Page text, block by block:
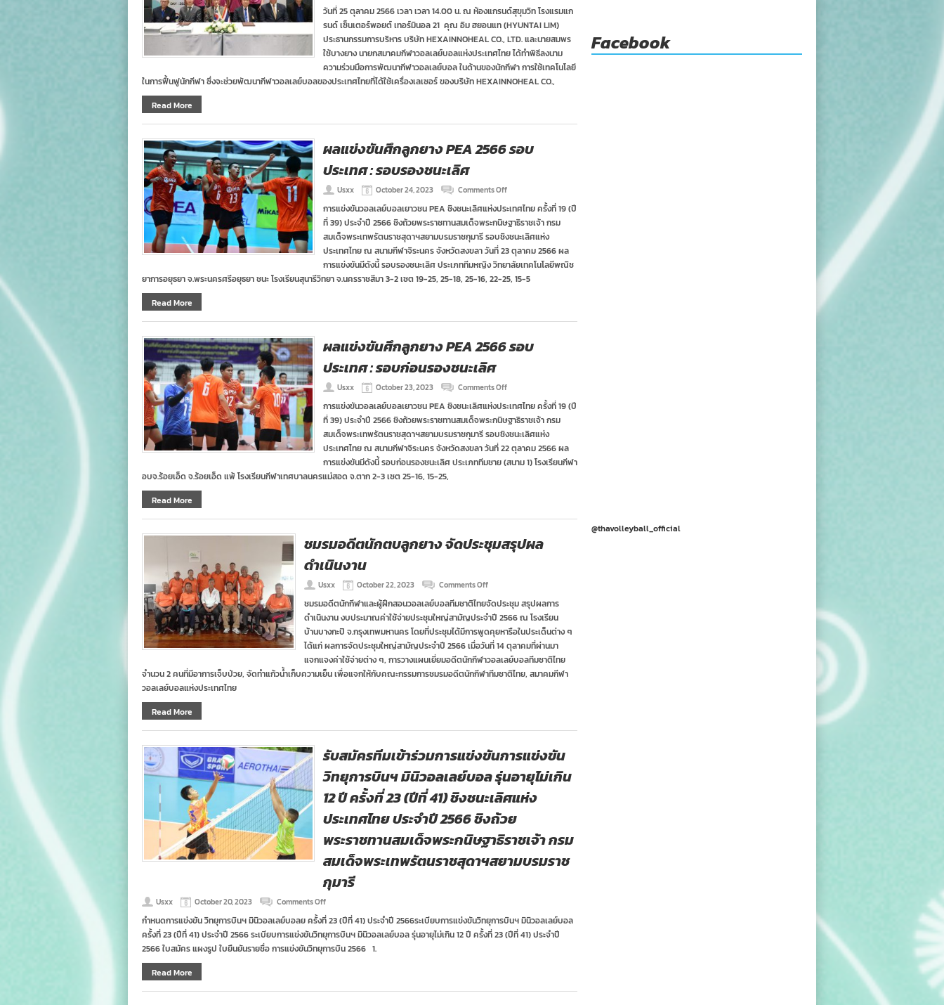
ลูก
ยาง
ร่วม
มือ
บริษัท
เครื่อง
มือ
วันที่ 25 ตุลาคม 2566 เวลา เวลา 14.00 น. ณ ห้องแกรนด์สุขุมวิท โรงแรมแก
รนด์ เซ็นเตอร์พอยต์ เทอร์มินอล 21 คุณ อิม ฮยอนแท (HYUNTAI LIM)
ประธานกรรมการบริหาร บริษัท HEXAINNOHEAL CO., LTD. และนายสมพร
ใช้บางยาง นายกสมาคมกีฬาวอลเลย์บอลแห่งประเทศไทย ได้ทำพิธีลงนาม
ความร่วมมือการพัฒนากีฬาวอลเลย์บอล ในด้านของนักกีฬา การใช้เทคโนโลยี
ในการฟื้นฟูนักกีฬา ซึ่งจะช่วยพัฒนากีฬาวอลเลย์บอลของประเทศไทยที่ได้ใช้เครื่องเลเซอร์ ของบริษัท HEXAINNOHEAL CO.,
Read More
ผลแข่งขันศึกลูกยาง PEA 2566 รอบ
ประเทศ : รอบรองชนะเลิศ
Usxx October 24, 2023 Comments Offon
แข่งขัน
ศึก
ลูก
PEA
2566
รอบ
รอง
เลิศ
การแข่งขันวอลเลย์บอลเยาวชน PEA ชิงชนะเลิศแห่งประเทศไทย ครั้งที่ 19 (ปี
ที่ 39) ประจำปี 2566 ชิงถ้วยพระราชทานสมเด็จพระกนิษฐาธิราชเจ้า กรม
สมเด็จพระเทพรัตนราชสุดาฯสยามบรมราชกุมารี รอบชิงชนะเลิศแห่ง
ประเทศไทย ณ สนามกีฬาจิระนคร จังหวัดสงขลา วันที่ 23 ตุลาคม 2566 ผล
การแข่งขันมีดังนี้ รอบรองชนะเลิศ ประเภททีมหญิง วิทยาลัยเทคโนโลยีพณิช
ยาการอยุธยา จ.พระนครศรีอยุธยา ชนะ โรงเรียนสุนารีวิทยา จ.นครราชสีมา 3-2 เซต 19-25, 25-18, 25-16, 22-25, 15-5
Read More
ผลแข่งขันศึกลูกยาง PEA 2566 รอบ
ประเทศ : รอบก่อนรองชนะเลิศ
Usxx October 23, 2023 Comments Offon
แข่งขัน
ศึก
ลูก
PEA
2566
ก่อน
ชนะ
เลิศ
การแข่งขันวอลเลย์บอลเยาวชน PEA ชิงชนะเลิศแห่งประเทศไทย ครั้งที่ 19 (ปี
ที่ 39) ประจำปี 2566 ชิงถ้วยพระราชทานสมเด็จพระกนิษฐาธิราชเจ้า กรม
สมเด็จพระเทพรัตนราชสุดาฯสยามบรมราชกุมารี รอบชิงชนะเลิศแห่ง
ประเทศไทย ณ สนามกีฬาจิระนคร จังหวัดสงขลา วันที่ 22 ตุลาคม 2566 ผล
การแข่งขันมีดังนี้ รอบก่อนรองชนะเลิศ ประเภททีมชาย (สนาม 1) โรงเรียนกีฬา
อบจ.ร้อยเอ็ด จ.ร้อยเอ็ด แพ้ โรงเรียนกีฬาเทศบาลนครแม่สอด จ.ตาก 2-3 เซต 25-16, 15-25,
Read More
ชมรมอดีตนักตบลูกยาง จัดประชุมสรุปผล
ดำเนินงาน
Usxx October 22, 2023 Comments Offon
อดีต
นัก
ตบ
ลูก
ยาง
จัด
ประชุม
ชมรมอดีตนักกีฬาและผู้ฝึกสอนวอลเลย์บอลทีมชาติไทยจัดประชุม สรุปผลการ
ดำเนินงาน งบประมาณค่าใช้จ่ายประชุมใหญ่สามัญประจำปี 2566 ณ โรงเรียน
บ้านบางกะปิ จ.กรุงเทพมหานคร โดยที่ประชุมได้มีการพูดคุยหารือในประเด็นต่าง ๆ
ได้แก่ ผลการจัดประชุมใหญ่สามัญประจำปี 2566 เมื่อวันที่ 14 ตุลาคมที่ผ่านมา
แจกแจงค่าใช้จ่ายต่าง ๆ, การวางแผนเยี่ยมอดีตนักกีฬาวอลเลย์บอลทีมชาติไทย
จำนวน 2 คนที่มีอาการเจ็บป่วย, จัดทำแก้วน้ำเก็บความเย็น เพื่อแจกให้กับคณะกรรมการชมรมอดีตนักกีฬาทีมชาติไทย, สมาคมกีฬา
วอลเลย์บอลแห่งประเทศไทย
Read More
รับสมัครทีมเข้าร่วมการแข่งขันการแข่งขัน
วิทยุการบินฯ มินิวอลเลย์บอล รุ่นอายุไม่เกิน
12 ปี ครั้งที่ 23 (ปีที่ 41) ชิงชนะเลิศแห่ง
ประเทศไทย ประจำปี 2566 ชิงถ้วย
พระราชทานสมเด็จพระกนิษฐาธิราชเจ้า กรม
สมเด็จพระเทพรัตนราชสุดาฯสยามบรมราช
กุมารี
Usxx October 20, 2023 Comments Offon
สมัคร
ทีม
เข้า
การ
กำหนดการแข่งขัน วิทยุการบินฯ มินิวอลเลย์บอลย ครั้งที่ 23 (ปีที่ 41) ประจำปี 2566ระเบียบการแข่งขันวิทยุการบินฯ มินิวอลเลย์บอล
ครั้งที่ 23 (ปีที่ 41) ประจำปี 2566 ระเบียบการแข่งขันวิทยุการบินฯ มินิวอลเลย์บอล รุ่นอายุไม่เกิน 12 ปี ครั้งที่ 23 (ปีที่ 41) ประจำปี
2566 ใบสมัคร แผงรูป ใบยืนยันรายชื่อ การแข่งขันวิทยุการบิน 2566 1.
Read More
Facebook
@thavolleyball_official